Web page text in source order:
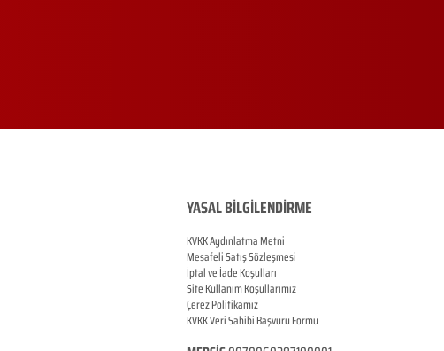
YASAL BİLGİLENDİRME
KVKK Aydınlatma Metni
Mesafeli Satış Sözleşmesi
İptal ve İade Koşulları
Site Kullanım Koşullarımız
Çerez Politikamız
KVKK Veri Sahibi Başvuru Formu